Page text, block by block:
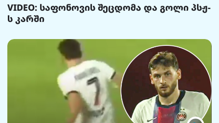
VIDEO: საფონოვის შეცდომა და გოლი პსჟ-
ს კარში